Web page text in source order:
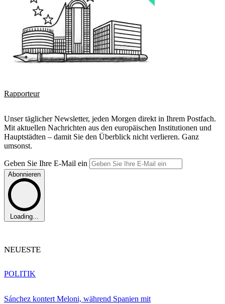
Rapporteur
Unser täglicher Newsletter, jeden Morgen direkt in Ihrem Postfach.
Mit aktuellen Nachrichten aus den europäischen Institutionen und
Hauptstädten – damit Sie den Überblick nicht verlieren. Ganz
umsonst.
Geben Sie Ihre E-Mail ein
Abonnieren
Loading...
NEUESTE
Sánchez kontert Meloni, während Spanien mit
POLITIK